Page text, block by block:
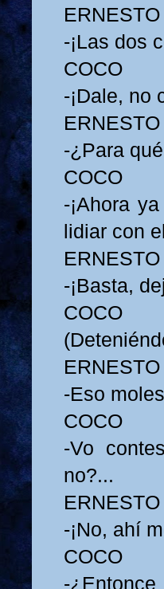
ERNESTO
-¡Las dos
COCO
-¡Dale, no
ERNESTO
-¿Para
COCO
-¡Ahora
lidiar con
ERNESTO
-¡Basta,
COCO
ERNESTO
-Eso
COCO
-Vo
no?...
ERNESTO
-¡No, ahí
COCO
-